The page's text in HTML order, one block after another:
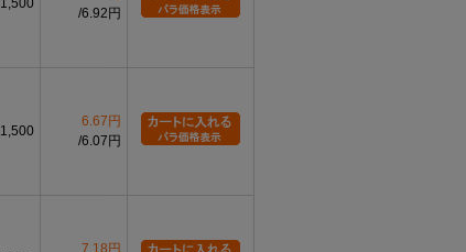
1,500
6.92円
1,500
6.67円
6.07円
7.18円